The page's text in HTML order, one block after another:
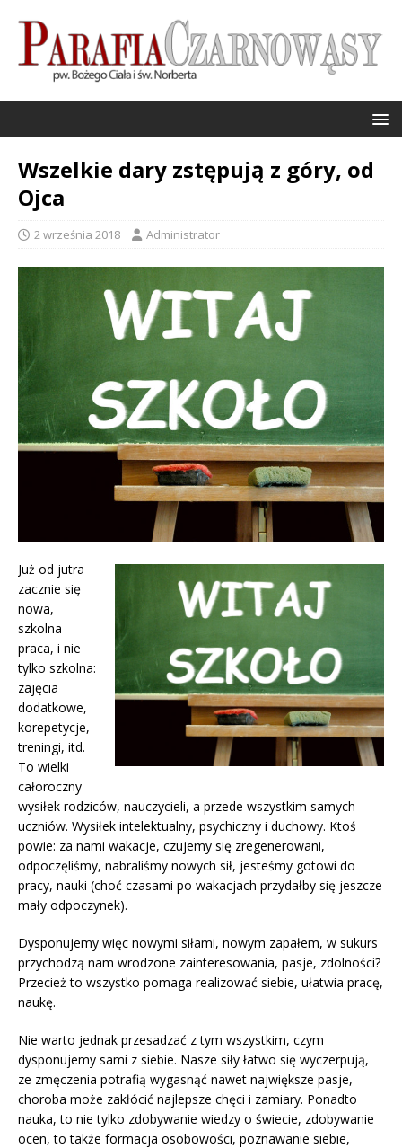
Wszelkie dary zstępują z góry, od
Ojca
2 września 2018 Administrator
Już od jutra
zacznie się
nowa,
szkolna
praca, i nie
tylko szkolna:
zajęcia
dodatkowe,
korepetycje,
treningi, itd.
To wielki
całoroczny
wysiłek rodziców, nauczycieli, a przede wszystkim samych
uczniów. Wysiłek intelektualny, psychiczny i duchowy. Ktoś
powie: za nami wakacje, czujemy się zregenerowani,
odpoczęliśmy, nabraliśmy nowych sił, jesteśmy gotowi do
pracy, nauki (choć czasami po wakacjach przydałby się jeszcze
mały odpoczynek).
Dysponujemy więc nowymi siłami, nowym zapałem, w sukurs
przychodzą nam wrodzone zainteresowania, pasje, zdolności?
Przecież to wszystko pomaga realizować siebie, ułatwia pracę,
naukę.
Nie warto jednak przesadzać z tym wszystkim, czym
dysponujemy sami z siebie. Nasze siły łatwo się wyczerpują,
ze zmęczenia potrafią wygasnąć nawet największe pasje,
choroba może zakłócić najlepsze chęci i zamiary. Ponadto
nauka, to nie tylko zdobywanie wiedzy o świecie, zdobywanie
ocen, to także formacja osobowości, poznawanie siebie,